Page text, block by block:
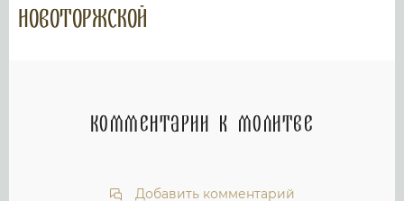
Новоторжской
Комментарии к молитве
Добавить комментарий